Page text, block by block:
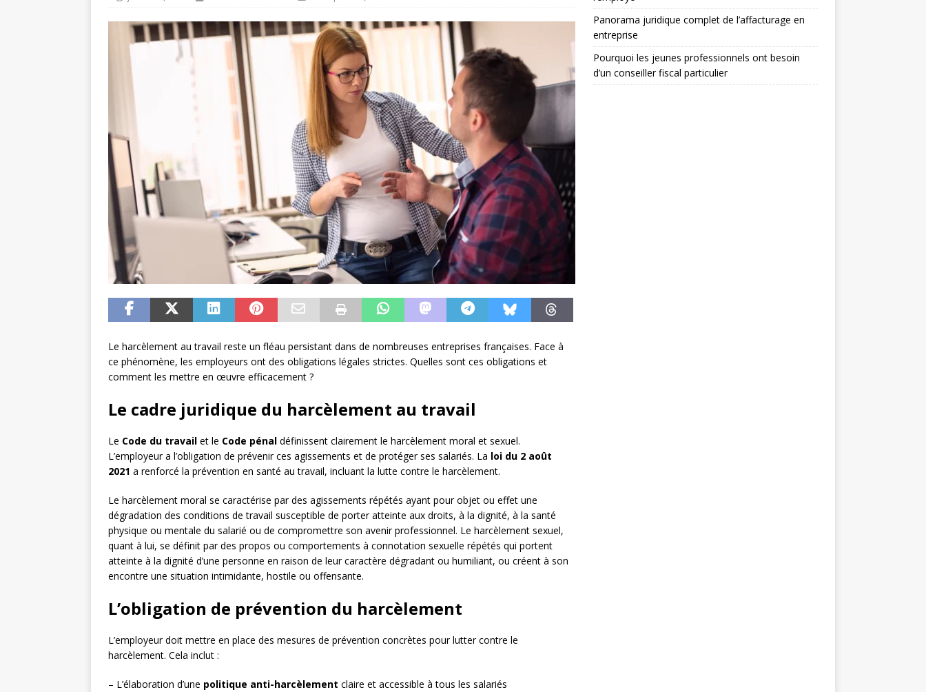
Le harcèlement au travail reste un fléau persistant dans de nombreuses entreprises françaises. Face à
ce phénomène, les employeurs ont des obligations légales strictes. Quelles sont ces obligations et
comment les mettre en œuvre efficacement ?
Le cadre juridique du harcèlement au travail
Le Code du travail et le Code pénal définissent clairement le harcèlement moral et sexuel.
L’employeur a l’obligation de prévenir ces agissements et de protéger ses salariés. La loi du 2 août
2021 a renforcé la prévention en santé au travail, incluant la lutte contre le harcèlement.
Le harcèlement moral se caractérise par des agissements répétés ayant pour objet ou effet une
dégradation des conditions de travail susceptible de porter atteinte aux droits, à la dignité, à la santé
physique ou mentale du salarié ou de compromettre son avenir professionnel. Le harcèlement sexuel,
quant à lui, se définit par des propos ou comportements à connotation sexuelle répétés qui portent
atteinte à la dignité d’une personne en raison de leur caractère dégradant ou humiliant, ou créent à son
encontre une situation intimidante, hostile ou offensante.
L’obligation de prévention du harcèlement
L’employeur doit mettre en place des mesures de prévention concrètes pour lutter contre le
harcèlement. Cela inclut :
– L’élaboration d’une politique anti-harcèlement claire et accessible à tous les salariés
Panorama juridique complet de l’affacturage en
entreprise
Pourquoi les jeunes professionnels ont besoin
d’un conseiller fiscal particulier